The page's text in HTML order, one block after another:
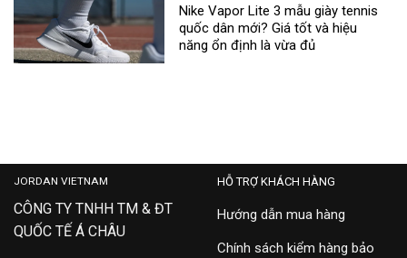
Nike Vapor Lite 3 mẫu giày tennis
quốc dân mới? Giá tốt và hiệu
năng ổn định là vừa đủ
JORDAN VIETNAM
CÔNG TY TNHH TM & ĐT
QUỐC TẾ Á CHÂU
HỖ TRỢ KHÁCH HÀNG
Hướng dẫn mua hàng
Chính sách kiểm hàng bảo